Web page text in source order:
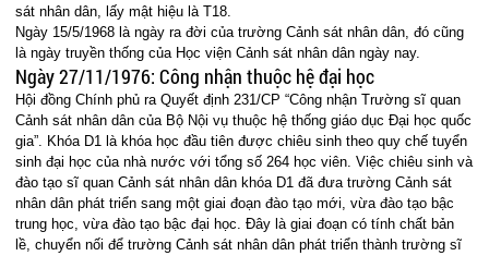
sát nhân dân, lấy mật hiệu là T18.
Ngày 15/5/1968 là ngày ra đời của trường Cảnh sát nhân dân, đó cũng
là ngày truyền thống của Học viện Cảnh sát nhân dân ngày nay.
Ngày 27/11/1976: Công nhận thuộc hệ đại học
Hội đồng Chính phủ ra Quyết định 231/CP “Công nhận Trường sĩ quan
Cảnh sát nhân dân của Bộ Nội vụ thuộc hệ thống giáo dục Đại học quốc
gia”. Khóa D1 là khóa học đầu tiên được chiêu sinh theo quy chế tuyển
sinh đại học của nhà nước với tổng số 264 học viên. Việc chiêu sinh và
đào tạo sĩ quan Cảnh sát nhân dân khóa D1 đã đưa trường Cảnh sát
nhân dân phát triển sang một giai đoạn đào tạo mới, vừa đào tạo bậc
trung học, vừa đào tạo bậc đại học. Đây là giai đoạn có tính chất bản
lề, chuyển nối để trường Cảnh sát nhân dân phát triển thành trường sĩ